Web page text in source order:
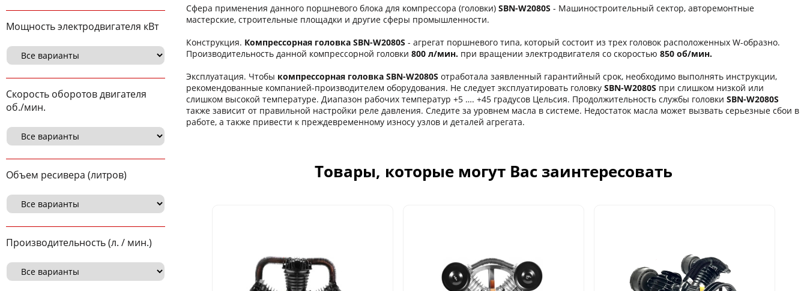
Мощность электродвигателя кВт
Скорость оборотов двигателя
об./мин.
Объем ресивера (литров)
Производительность (л. / мин.)
Сфера применения данного поршневого блока для компрессора (головки) SBN-W2080S - Машиностроительный сектор, авторемонтные
мастерские, строительные площадки и другие сферы промышленности.
Конструкция. Компрессорная головка SBN-W2080S - агрегат поршневого типа, который состоит из трех головок расположенных W-образно.
Производительность данной компрессорной головки 800 л/мин. при вращении электродвигателя со скоростью 850 об/мин.
Эксплуатация. Чтобы компрессорная головка SBN-W2080S отработала заявленный гарантийный срок, необходимо выполнять инструкции,
рекомендованные компанией-производителем оборудования. Не следует эксплуатировать головку SBN-W2080S при слишком низкой или
слишком высокой температуре. Диапазон рабочих температур +5 …. +45 градусов Цельсия. Продолжительность службы головки SBN-W2080S
также зависит от правильной настройки реле давления. Следите за уровнем масла в системе. Недостаток масла может вызвать серьезные сбои в
работе, а также привести к преждевременному износу узлов и деталей агрегата.
Товары, которые могут Вас заинтересовать